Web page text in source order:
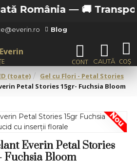
România — 🚚 Transport
Blog
(toate)
Gel cu Flori - Petal Stories
Petal Stories 15gr- Fuchsia Bloom
Nou
Everin Petal Stories
Fuchsia Bloom